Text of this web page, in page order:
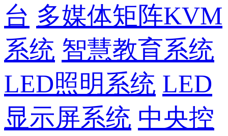
台 多媒体矩阵KVM
系统 智慧教育系统
LED照明系统 LED
显示屏系统 中央控